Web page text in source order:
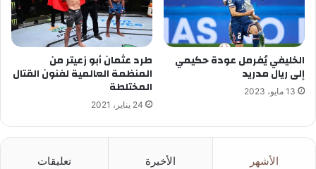
الخليفي يُفرمل عودة حكيمي
إلى ريال مدريد
13 مايو، 2023
طرد عثمان أبو زعيتر من
المنظمة العالمية لفنون القتال
المختلطة
24 يناير، 2021
الأشهر الأخيرة تعليقات